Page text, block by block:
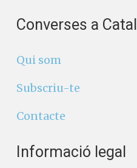
Converses a
Qui som
Subscriu-te
Contacte
Informació legal